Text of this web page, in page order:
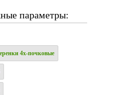
параметры:
4х-почковые